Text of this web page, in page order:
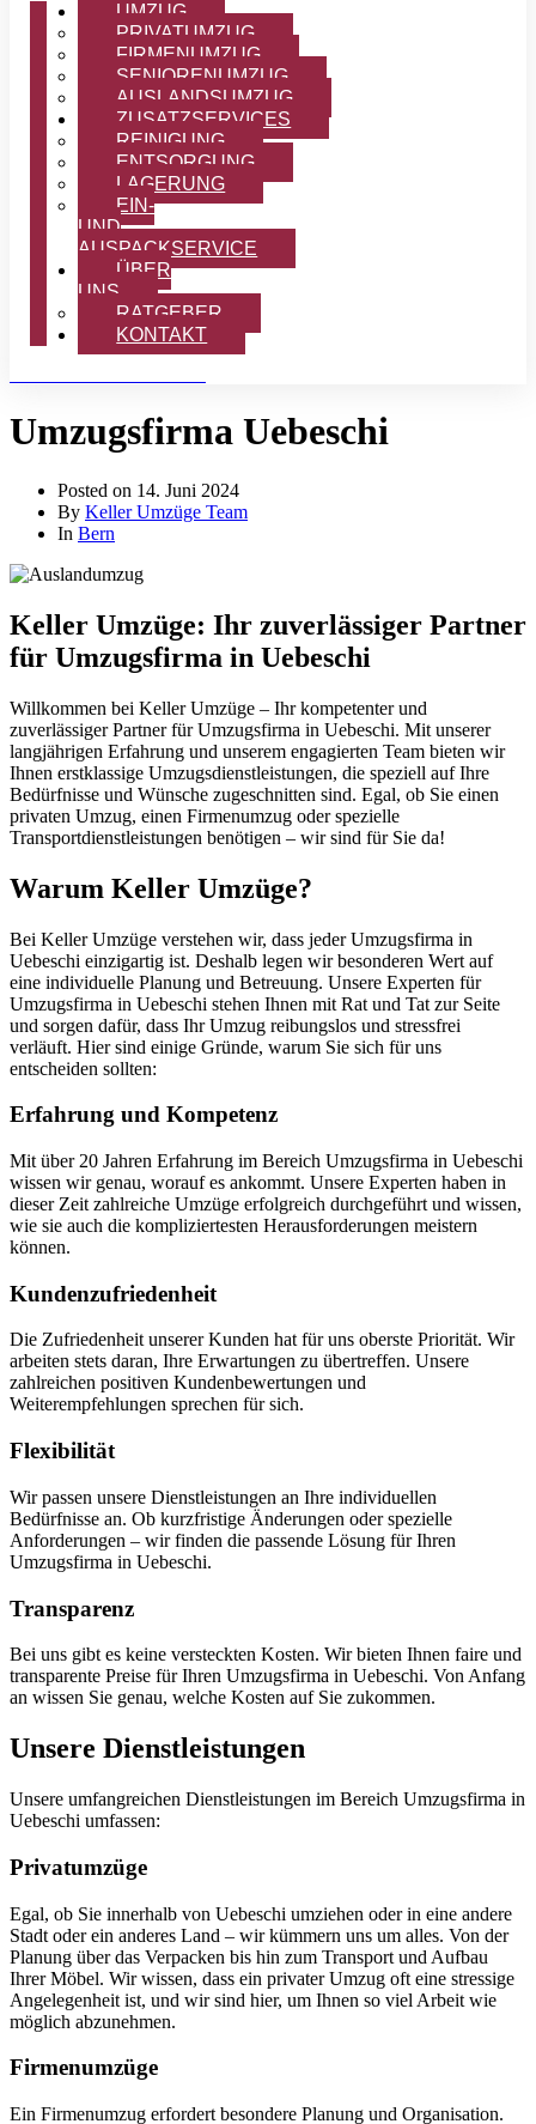
UMZUG
PRIVATUMZUG
FIRMENUMZUG
SENIORENUMZUG
AUSLANDSUMZUG
ZUSATZSERVICES
REINIGUNG
ENTSORGUNG
LAGERUNG
EIN-
UND
AUSPACKSERVICE
ÜBER
UNS
RATGEBER
KONTAKT
Umzugsfirma Uebeschi
Posted on 14. Juni 2024
By Keller Umzüge Team
In Bern
Keller Umzüge: Ihr zuverlässiger Partner
für Umzugsfirma in Uebeschi
Willkommen bei Keller Umzüge – Ihr kompetenter und
zuverlässiger Partner für Umzugsfirma in Uebeschi. Mit unserer
langjährigen Erfahrung und unserem engagierten Team bieten wir
Ihnen erstklassige Umzugsdienstleistungen, die speziell auf Ihre
Bedürfnisse und Wünsche zugeschnitten sind. Egal, ob Sie einen
privaten Umzug, einen Firmenumzug oder spezielle
Transportdienstleistungen benötigen – wir sind für Sie da!
Warum Keller Umzüge?
Bei Keller Umzüge verstehen wir, dass jeder Umzugsfirma in
Uebeschi einzigartig ist. Deshalb legen wir besonderen Wert auf
eine individuelle Planung und Betreuung. Unsere Experten für
Umzugsfirma in Uebeschi stehen Ihnen mit Rat und Tat zur Seite
und sorgen dafür, dass Ihr Umzug reibungslos und stressfrei
verläuft. Hier sind einige Gründe, warum Sie sich für uns
entscheiden sollten:
Erfahrung und Kompetenz
Mit über 20 Jahren Erfahrung im Bereich Umzugsfirma in Uebeschi
wissen wir genau, worauf es ankommt. Unsere Experten haben in
dieser Zeit zahlreiche Umzüge erfolgreich durchgeführt und wissen,
wie sie auch die kompliziertesten Herausforderungen meistern
können.
Kundenzufriedenheit
Die Zufriedenheit unserer Kunden hat für uns oberste Priorität. Wir
arbeiten stets daran, Ihre Erwartungen zu übertreffen. Unsere
zahlreichen positiven Kundenbewertungen und
Weiterempfehlungen sprechen für sich.
Flexibilität
Wir passen unsere Dienstleistungen an Ihre individuellen
Bedürfnisse an. Ob kurzfristige Änderungen oder spezielle
Anforderungen – wir finden die passende Lösung für Ihren
Umzugsfirma in Uebeschi.
Transparenz
Bei uns gibt es keine versteckten Kosten. Wir bieten Ihnen faire und
transparente Preise für Ihren Umzugsfirma in Uebeschi. Von Anfang
an wissen Sie genau, welche Kosten auf Sie zukommen.
Unsere Dienstleistungen
Unsere umfangreichen Dienstleistungen im Bereich Umzugsfirma in
Uebeschi umfassen:
Privatumzüge
Egal, ob Sie innerhalb von Uebeschi umziehen oder in eine andere
Stadt oder ein anderes Land – wir kümmern uns um alles. Von der
Planung über das Verpacken bis hin zum Transport und Aufbau
Ihrer Möbel. Wir wissen, dass ein privater Umzug oft eine stressige
Angelegenheit ist, und wir sind hier, um Ihnen so viel Arbeit wie
möglich abzunehmen.
Firmenumzüge
Ein Firmenumzug erfordert besondere Planung und Organisation.